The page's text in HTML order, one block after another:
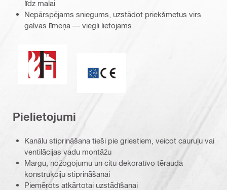
līdz malai
Nepārspējams sniegums, uzstādot priekšmetus virs
galvas līmeņa — viegli lietojams
Ugunsizturība
Pielietojumi
Kanālu stiprināšana tieši pie griestiem, veicot cauruļu vai
ventilācijas vadu montāžu
Margu, nožogojumu un citu dekoratīvo tērauda
konstrukciju stiprināšanai
Piemērots atkārtotai uzstādīšanai